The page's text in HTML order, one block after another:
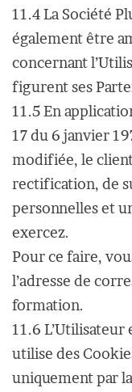
11.4 La Société
également être
concernant
figurent ses
11.5 En
17 du 6 janvier
modifiée, le client
rectification, de
personnelles et
exercez.
Pour ce faire,
l’adresse de
formation.
11.6
utilise des
uniquement par